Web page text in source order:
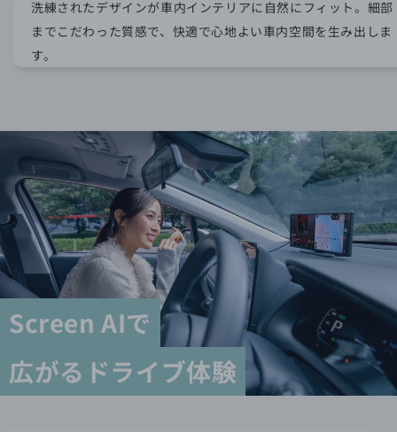
洗練されたデザインが車内インテリアに自然にフィット。細部
までこだわった質感で、快適で心地よい車内空間を生み出しま
す。
Screen AIで
広がるドライブ体験